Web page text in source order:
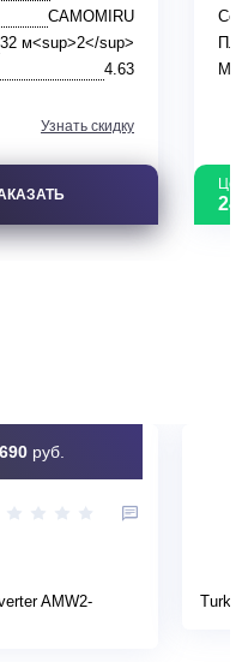
CAMOMIRU
32 м<sup>2</sup>
4.63
Узнать скидку
24
руб.
AMW2-